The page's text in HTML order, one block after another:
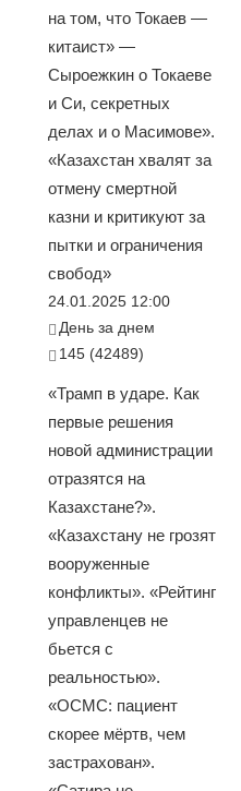
на том, что Токаев —
китаист» —
Сыроежкин о Токаеве
и Си, секретных
делах и о Масимове».
«Казахстан хвалят за
отмену смертной
казни и критикуют за
пытки и ограничения
свобод»
24.01.2025 12:00
День за днем
145 (42489)
«Трамп в ударе. Как
первые решения
новой администрации
отразятся на
Казахстане?».
«Казахстану не грозят
вооруженные
конфликты». «Рейтинг
управленцев не
бьется с
реальностью».
«ОСМС: пациент
скорее мёртв, чем
застрахован».